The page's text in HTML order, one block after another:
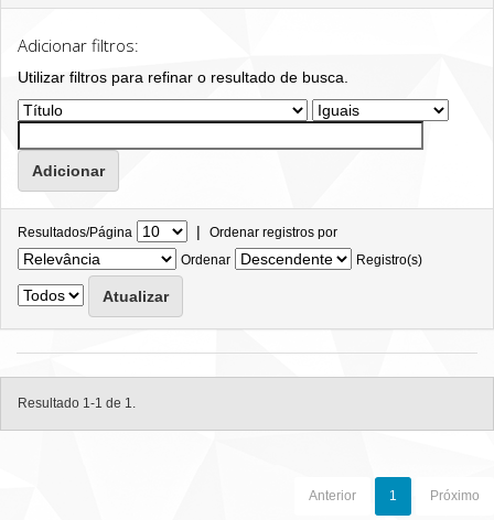
Adicionar filtros:
Utilizar filtros para refinar o resultado de busca.
Resultados/Página | Ordenar registros por
Ordenar
Registro(s)
Resultado 1-1 de 1.
Anterior 1 Próximo